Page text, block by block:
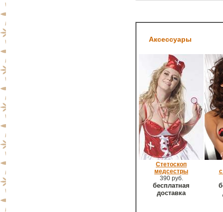
Аксессуары
Стетоскоп
медсестры
390 руб.
бесплатная
доставка